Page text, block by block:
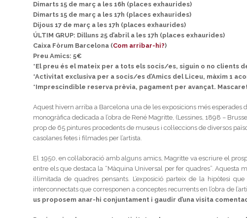
Dimarts 15 de març a les 16h (places exhaurides)
Dimarts 15 de març a les 17h (places exhaurides)
Dijous 17 de març a les 17h (places exhaurides)
ÚLTIM GRUP: Dilluns 25 d’abril a les 17h (places exhaurides)
Caixa Fòrum Barcelona (Com arribar-hi?)
Preu Amics: 5€
*El preu és el mateix per a tots els socis/es, siguin o no clients
*Activitat exclusiva per a socis/es d’Amics del Liceu, màxim 1
*Imprescindible reserva prèvia, pagament per avançat.
Aquest hivern arriba a Barcelona una de les exposicions més esperades
monogràfica dedicada a l’obra de René Magritte, (Lessines, 1898 –
prop de 65 pintures procedents de museus i col·leccions de diversos
casolanes fetes i filmades per l’artista.
El 1950, en col·laboració amb alguns amics, Magritte va escriure el
entre els que destaca la “Màquina Universal per fer quadres”.
il·limitada de quadres pensants. L’exposició parteix de la hipòtesi
interconnectats que corresponen a conceptes recurrents en l’obra de
us proposem anar-hi conjuntament i gaudir d’una visita